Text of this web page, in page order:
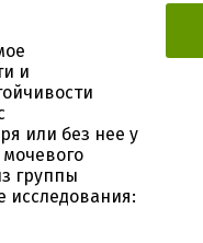
и
или без нее у
группы
исследования: